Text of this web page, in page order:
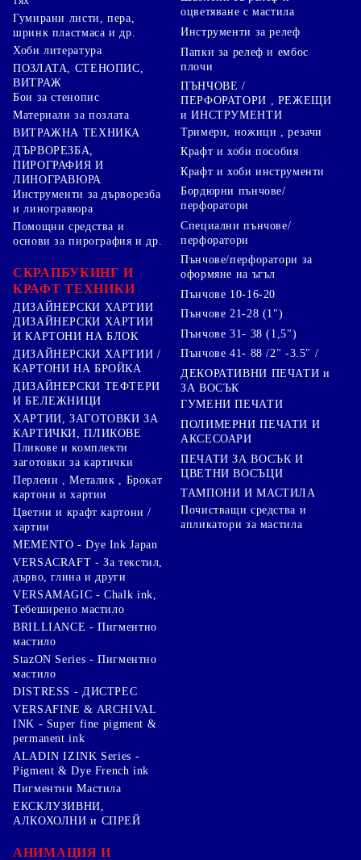
Гумирани листи, пера,
шринк пластмаса и др.
Хоби литература
ПОЗЛАТА, СТЕНОПИС,
ВИТРАЖ
Бои за стенопис
Материали за позлата
ВИТРАЖНА ТЕХНИКА
ДЪРВОРЕЗБА,
ПИРОГРАФИЯ И
ЛИНОГРАВЮРА
Инструменти за дърворезба
и линогравюра
Помощни средства и
основи за пирография и др.
СКРАПБУКИНГ И
КРАФТ ТЕХНИКИ
ДИЗАЙНЕРСКИ ХАРТИИ
ДИЗАЙНЕРСКИ ХАРТИИ
И КАРТОНИ НА БЛОК
ДИЗАЙНЕРСКИ ХАРТИИ /
КАРТОНИ НА БРОЙКА
ДИЗАЙНЕРСКИ ТЕФТЕРИ
И БЕЛЕЖНИЦИ
ХАРТИИ, ЗАГОТОВКИ ЗА
КАРТИЧКИ, ПЛИКОВЕ
Пликове и комплекти
заготовки за картички
Перлени , Металик , Брокат
картони и хартии
Цветни и крафт картони /
хартии
оцветяване с мастила
Инструменти за релеф
Папки за релеф и ембос
плочи
ПЪНЧОВЕ /
ПЕРФОРАТОРИ , РЕЖЕЩИ
и ИНСТРУМЕНТИ
Тримери, ножици , резачи
Крафт и хоби пособия
Крафт и хоби инструменти
Бордюрни пънчове/
перфоратори
Специални пънчове/
перфоратори
Пънчове/перфоратори за
оформяне на ъгъл
Пънчове 10-16-20
Пънчове 21-28 (1")
Пънчове 31- 38 (1,5")
Пънчове 41- 88 /2" -3.5" /
ДЕКОРАТИВНИ ПЕЧАТИ и
ЗА ВОСЪК
ГУМЕНИ ПЕЧАТИ
ПОЛИМЕРНИ ПЕЧАТИ И
АКСЕСОАРИ
ПЕЧАТИ ЗА ВОСЪК И
ЦВЕТНИ ВОСЪЦИ
ТАМПОНИ И МАСТИЛА
Почистващи средства и
апликатори за мастила
MEMENTO - Dye Ink Japan
VERSACRAFT - За текстил,
дърво, глина и други
VERSAMAGIC - Chalk ink,
Тебеширено мастило
BRILLIANCE - Пигментно
мастило
StazON Series - Пигментно
мастило
DISTRESS - ДИСТРЕС
VERSAFINE & ARCHIVAL
INK - Super fine pigment &
permanent ink
ALADIN IZINK Series -
Pigment & Dye French ink
Пигментни Мастила
ЕКСКЛУЗИВНИ,
АЛКОХОЛНИ и СПРЕЙ
АНИМАЦИЯ И